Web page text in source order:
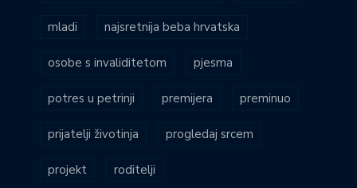
mladi najsretnija beba hrvatska
osobe s invaliditetom pjesma
potres u petrinji premijera preminuo
prijatelji životinja progledaj srcem
projekt roditelji